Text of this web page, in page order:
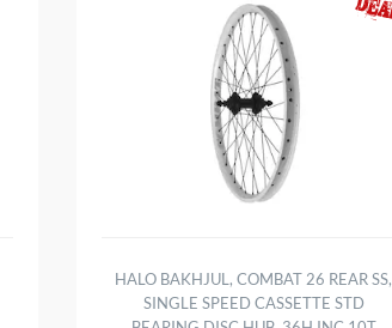
HALO BAKHJUL, COMBAT 26 REAR SS,
SINGLE SPEED CASSETTE STD